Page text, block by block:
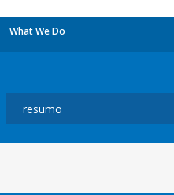
What We Do